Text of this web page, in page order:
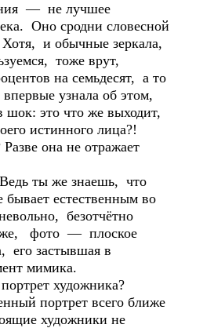
— не лучшее
Оно сродни словесной
и обычные зеркала,
тоже врут,
на семьдесят, а то
узнала об этом,
шок: это что же выходит,
истинного лица?!
она не отражает
ты же знаешь, что
бывает естественным во
безотчётно
же, фото — плоское
его застывшая в
мимика.
художника?
портрет всего ближе
художники не